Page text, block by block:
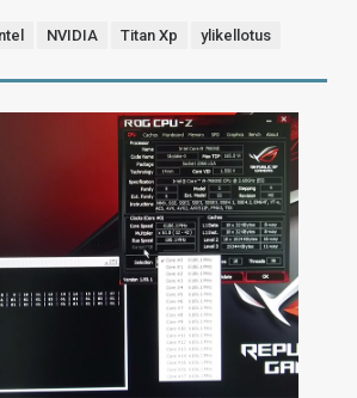
NVIDIA Titan Xp ylikellotus